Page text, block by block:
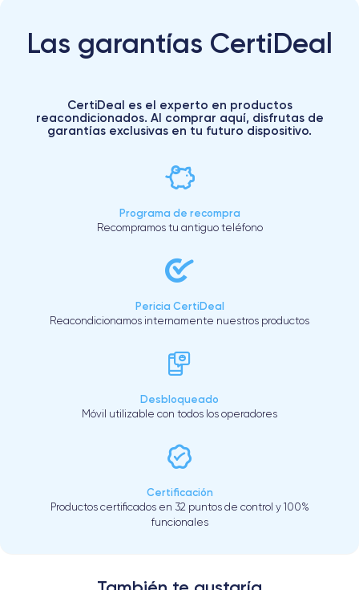
Las garantías CertiDeal
CertiDeal es el experto en productos
reacondicionados. Al comprar aquí, disfrutas de
garantías exclusivas en tu futuro dispositivo.
Programa de recompra
Recompramos tu antiguo teléfono
Pericia CertiDeal
Reacondicionamos internamente nuestros productos
Desbloqueado
Móvil utilizable con todos los operadores
Certificación
Productos certificados en 32 puntos de control y 100%
funcionales